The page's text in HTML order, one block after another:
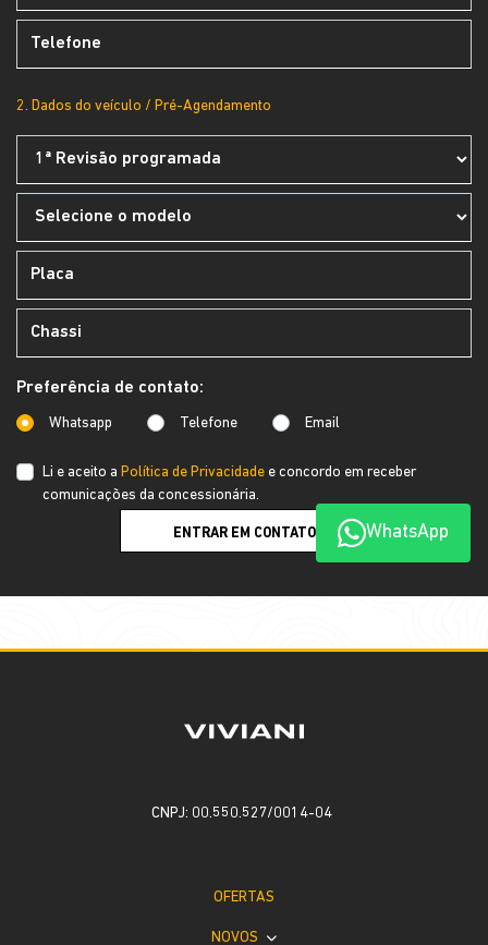
2. Dados do veículo / Pré-Agendamento
Preferência de contato:
Whatsapp Telefone Email
Li e aceito a Política de Privacidade e concordo em receber
comunicações da concessionária.
ENTRAR EM CONTATO WhatsApp
CNPJ: 00.550.527/0014-04
OFERTAS
NOVOS